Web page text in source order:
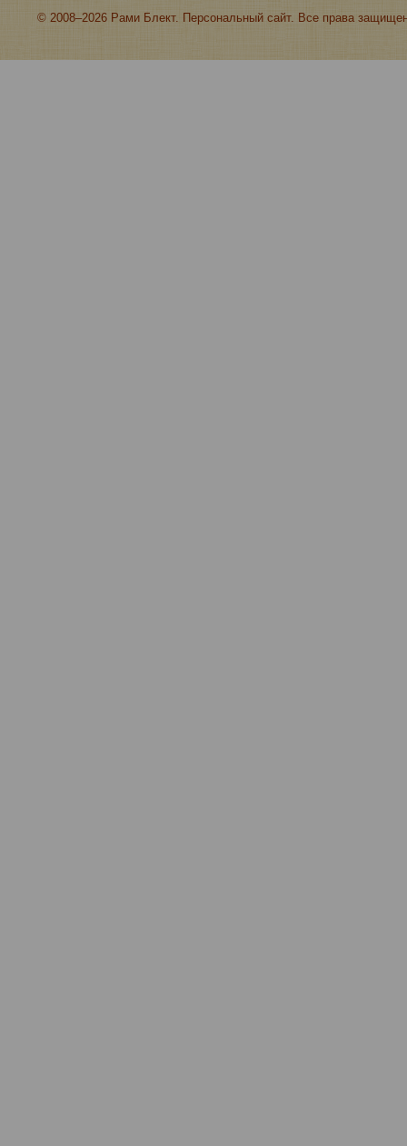
© 2008–2026 Рами Блект. Персональный сайт. Все права